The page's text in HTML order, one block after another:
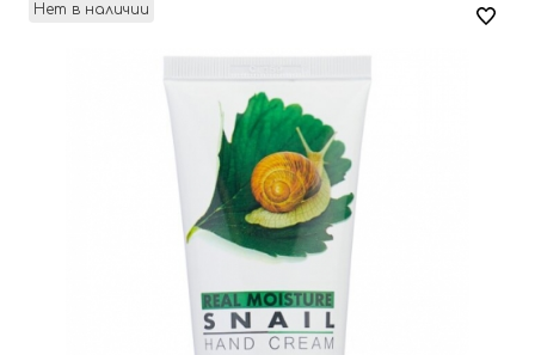
Нет в наличии